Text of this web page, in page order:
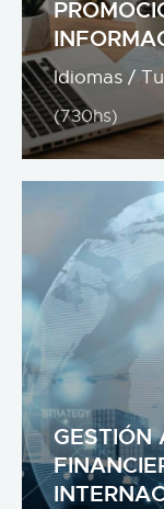
Idiomas /
(730hs)
GESTIÓN